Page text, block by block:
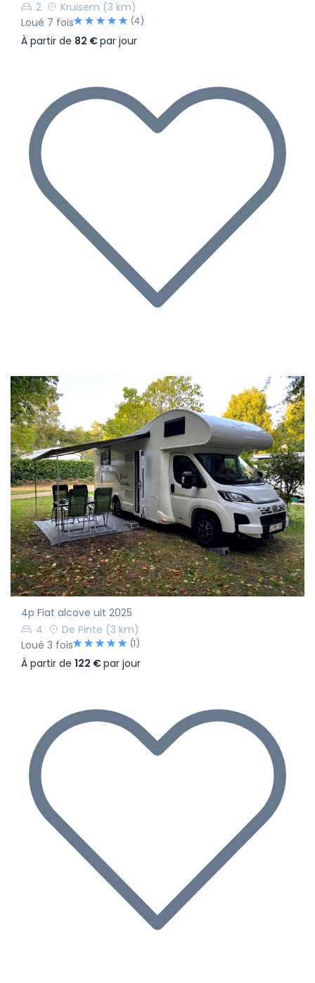
2 Kruisem (3 km)
Loué 7 fois
(4)
À partir de 82 €par jour
4p Fiat alcove uit 2025
4
De Pinte (3 km)
Loué 3 fois
(1)
À partir de 122 €par jour